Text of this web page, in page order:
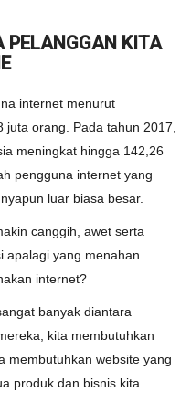
PELANGGAN KITA
internet menurut
juta orang. Pada tahun 2017,
meningkat hingga 142,26
pengguna internet yang
luar biasa besar.
canggih, awet serta
apalagi yang menahan
internet?
banyak diantara
kita membutuhkan
membutuhkan website yang
produk dan bisnis kita